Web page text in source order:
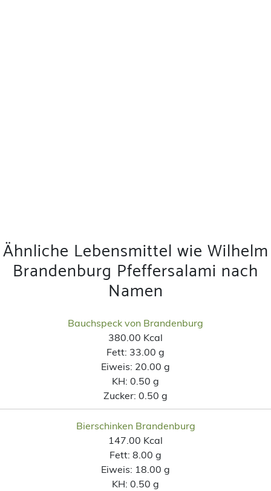
Ähnliche Lebensmittel wie Wilhelm
Brandenburg Pfeffersalami nach
Namen
Bauchspeck von Brandenburg
380.00 Kcal
Fett: 33.00 g
Eiweis: 20.00 g
KH: 0.50 g
Zucker: 0.50 g
Bierschinken Brandenburg
147.00 Kcal
Fett: 8.00 g
Eiweis: 18.00 g
KH: 0.50 g